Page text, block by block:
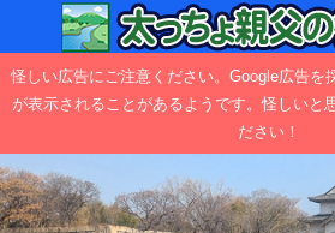
怪しい広告にご注意ください。Google広告を
が表示されることがあるようです。怪しいと
ださい！